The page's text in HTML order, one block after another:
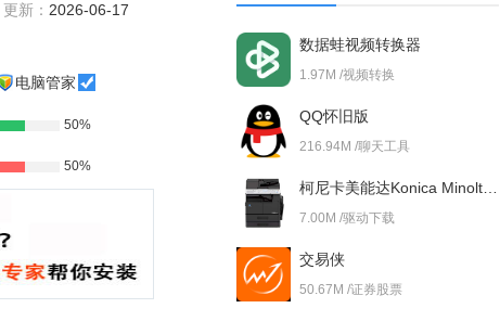
更新： 2026-06-17
电脑管家
50%
50%
数据蛙视频转换器
1.97M /视频转换
QQ怀旧版
216.94M /聊天工具
7.00M /驱动下载
交易侠
50.67M /证券股票